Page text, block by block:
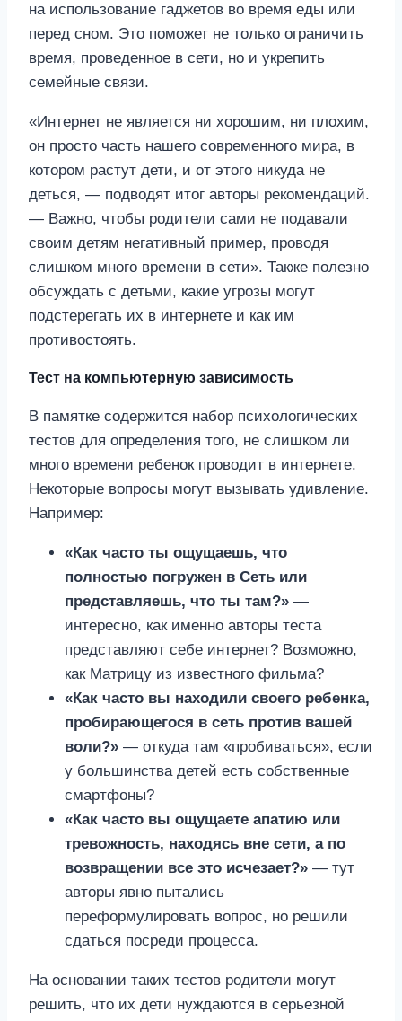
на использование гаджетов во время еды или
перед сном. Это поможет не только ограничить
время, проведенное в сети, но и укрепить
семейные связи.
«Интернет не является ни хорошим, ни плохим,
он просто часть нашего современного мира, в
котором растут дети, и от этого никуда не
деться, — подводят итог авторы рекомендаций.
— Важно, чтобы родители сами не подавали
своим детям негативный пример, проводя
слишком много времени в сети». Также полезно
обсуждать с детьми, какие угрозы могут
подстерегать их в интернете и как им
противостоять.
Тест на компьютерную зависимость
В памятке содержится набор психологических
тестов для определения того, не слишком ли
много времени ребенок проводит в интернете.
Некоторые вопросы могут вызывать удивление.
Например:
«Как часто ты ощущаешь, что
полностью погружен в Сеть или
представляешь, что ты там?» —
интересно, как именно авторы теста
представляют себе интернет? Возможно,
как Матрицу из известного фильма?
«Как часто вы находили своего ребенка,
пробирающегося в сеть против вашей
воли?» — откуда там «пробиваться», если
у большинства детей есть собственные
смартфоны?
«Как часто вы ощущаете апатию или
тревожность, находясь вне сети, а по
возвращении все это исчезает?» — тут
авторы явно пытались
переформулировать вопрос, но решили
сдаться посреди процесса.
На основании таких тестов родители могут
решить, что их дети нуждаются в серьезной